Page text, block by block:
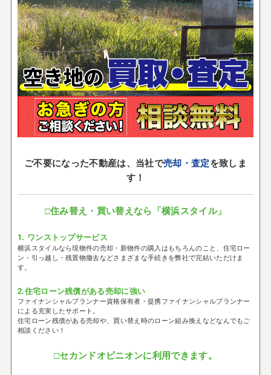
ご不要になった不動産は、当社で売却・査定を致しま
す！
□住み替え・買い替えなら「横浜スタイル」
1. ワンストップサービス
横浜スタイルなら現物件の売却・新物件の購入はもちろんのこと、住宅ロー
ン・引っ越し・残置物撤去などさまざまな手続きを弊社で完結いただけま
す。
2.住宅ローン残債がある売却に強い
ファイナンシャルプランナー資格保有者・提携ファイナンシャルプランナー
による充実したサポート。
住宅ローン残債がある売却や、買い替え時のローン組み換えなどなんでもご
相談ください！
□セカンドオピニオンに利用できます。